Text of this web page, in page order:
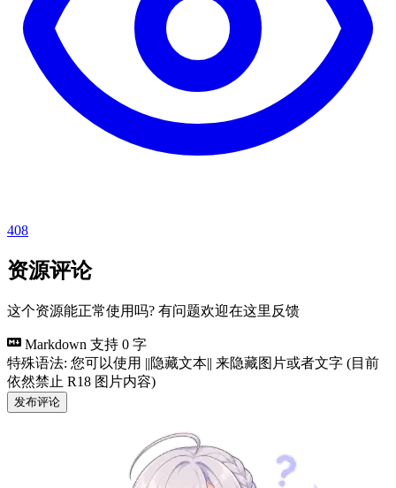
408
资源评论
这个资源能正常使用吗? 有问题欢迎在这里反馈
Markdown 支持 0 字
特殊语法: 您可以使用 ||隐藏文本|| 来隐藏图片或者文字 (目前
依然禁止 R18 图片内容)
发布评论